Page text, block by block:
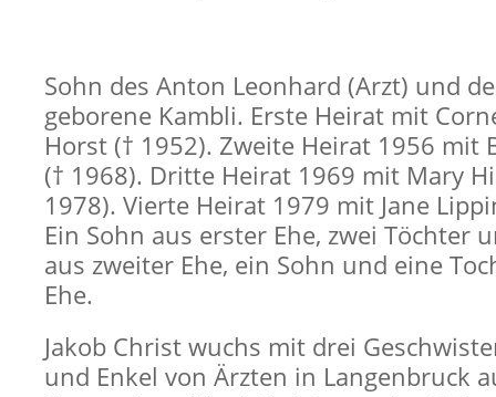
Sohn des Anton Leonhard (Arzt) und
geborene Kambli. Erste Heirat mit
Horst († 1952). Zweite Heirat 1956 mit
(† 1968). Dritte Heirat 1969 mit Mary
1978). Vierte Heirat 1979 mit Jane
Ein Sohn aus erster Ehe, zwei Töchter
aus zweiter Ehe, ein Sohn und eine
Ehe.
Jakob Christ wuchs mit drei
und Enkel von Ärzten in Langenbruck